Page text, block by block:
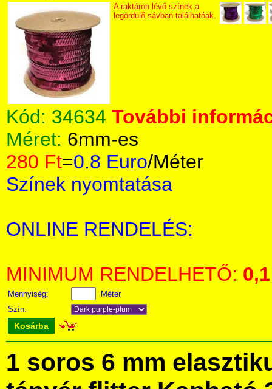
A raktáron lévő színek a
legördülő sávban találhatóak.
Kód: 34634 További
Méret: 6mm-es
280 Ft=0.8 Euro/Méter
Színek nyomtatása
ONLINE RENDELÉS:
MINIMUM RENDELHETŐ: 0,1
Mennyiség:
Méter
Szín:
Kosárba
1 soros 6 mm